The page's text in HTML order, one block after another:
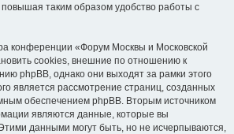
таким образом удобство работы с
конференции «Форум Москвы и Московской
cookies, внешние по отношению к
phpBB, однако они выходят за рамки этого
является рассмотрение страниц, созданных
обеспечением phpBB. Вторым источником
являются данные, которые вы
данными могут быть, но не исчерпываются,